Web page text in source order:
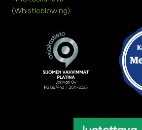
(Whistleblowing)